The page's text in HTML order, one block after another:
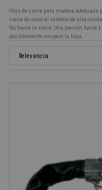
Hoja de sierra para madera
sierra de acero al carbono de alta
No fuerce la sierra. Una presión
posiblemente romperá la hoja.
Relevancia